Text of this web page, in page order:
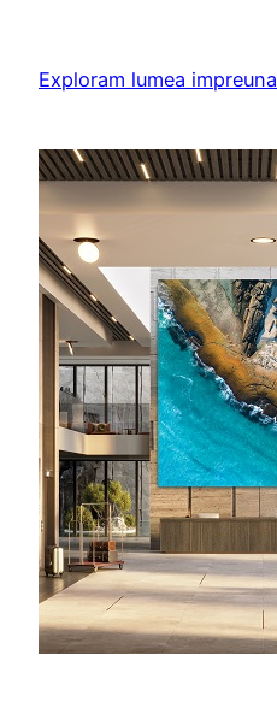
content
Exploram lumea impreuna